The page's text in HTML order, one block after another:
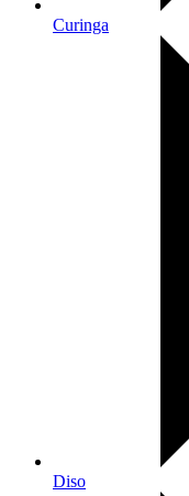
Curinga
Diso